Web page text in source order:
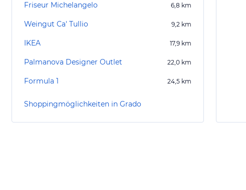
Friseur Michelangelo 6,8 km
Weingut Ca' Tullio 9,2 km
IKEA 17,9 km
Palmanova Designer Outlet 22,0 km
Formula 1 24,5 km
Shoppingmöglichkeiten in Grado